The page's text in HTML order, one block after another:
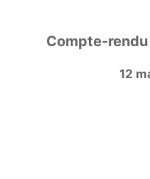
Compte-
12